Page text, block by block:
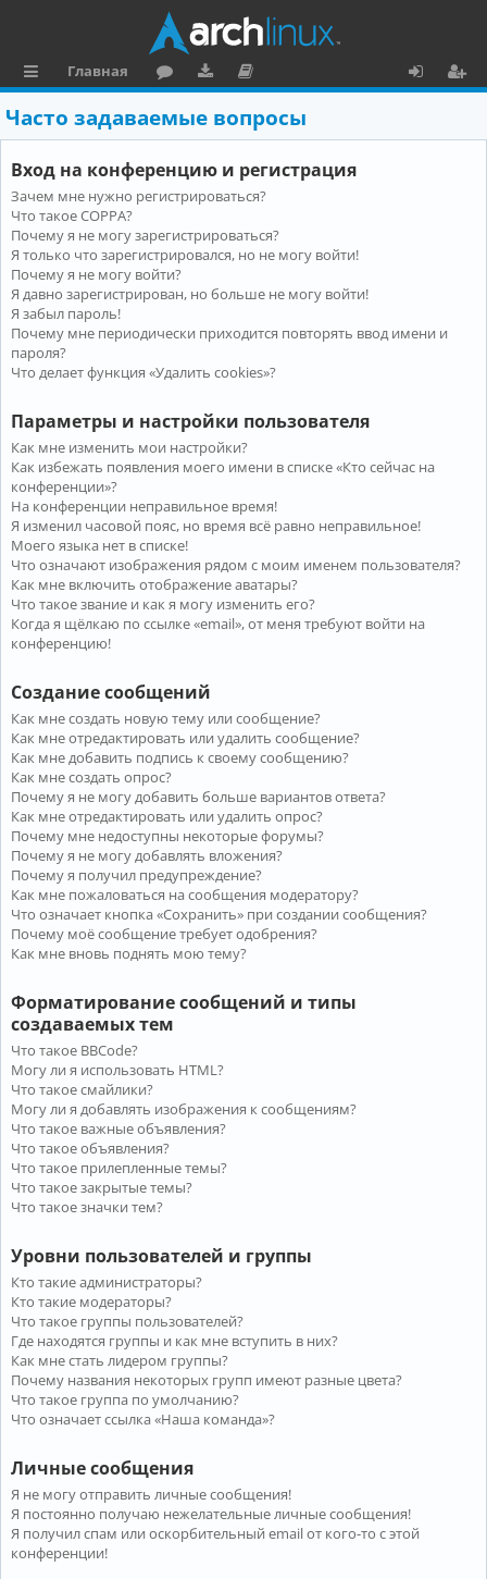
ы
л
к
и
Главная
ру
м
ру
зк
и
ку
м
е
н
та
ц
и
я
о
и
Часто задаваемые вопросы
Вход на конференцию и регистрация
Зачем мне нужно регистрироваться?
Что такое COPPA?
Почему я не могу зарегистрироваться?
Я только что зарегистрировался, но не могу войти!
Почему я не могу войти?
Я давно зарегистрирован, но больше не могу войти!
Я забыл пароль!
Почему мне периодически приходится повторять ввод имени и
пароля?
Что делает функция «Удалить cookies»?
Параметры и настройки пользователя
Как мне изменить мои настройки?
Как избежать появления моего имени в списке «Кто сейчас на
конференции»?
На конференции неправильное время!
Я изменил часовой пояс, но время всё равно неправильное!
Моего языка нет в списке!
Что означают изображения рядом с моим именем пользователя?
Как мне включить отображение аватары?
Что такое звание и как я могу изменить его?
Когда я щёлкаю по ссылке «email», от меня требуют войти на
конференцию!
Создание сообщений
Как мне создать новую тему или сообщение?
Как мне отредактировать или удалить сообщение?
Как мне добавить подпись к своему сообщению?
Как мне создать опрос?
Почему я не могу добавить больше вариантов ответа?
Как мне отредактировать или удалить опрос?
Почему мне недоступны некоторые форумы?
Почему я не могу добавлять вложения?
Почему я получил предупреждение?
Как мне пожаловаться на сообщения модератору?
Что означает кнопка «Сохранить» при создании сообщения?
Почему моё сообщение требует одобрения?
Как мне вновь поднять мою тему?
Форматирование сообщений и типы
создаваемых тем
Что такое BBCode?
Могу ли я использовать HTML?
Что такое смайлики?
Могу ли я добавлять изображения к сообщениям?
Что такое важные объявления?
Что такое объявления?
Что такое прилепленные темы?
Что такое закрытые темы?
Что такое значки тем?
Уровни пользователей и группы
Кто такие администраторы?
Кто такие модераторы?
Что такое группы пользователей?
Где находятся группы и как мне вступить в них?
Как мне стать лидером группы?
Почему названия некоторых групп имеют разные цвета?
Что такое группа по умолчанию?
Что означает ссылка «Наша команда»?
Личные сообщения
Я не могу отправить личные сообщения!
Я постоянно получаю нежелательные личные сообщения!
Я получил спам или оскорбительный email от кого-то с этой
конференции!